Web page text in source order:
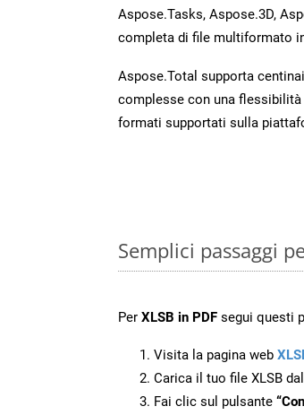
Aspose.Tasks, Aspose.3D,
completa di file multiformato
Aspose.Total supporta
complesse con una flessibilità
formati supportati sulla
Semplici passaggi
Per XLSB in PDF segui questi
Visita la pagina web
Carica il tuo file XLSB
Fai clic sul pulsante